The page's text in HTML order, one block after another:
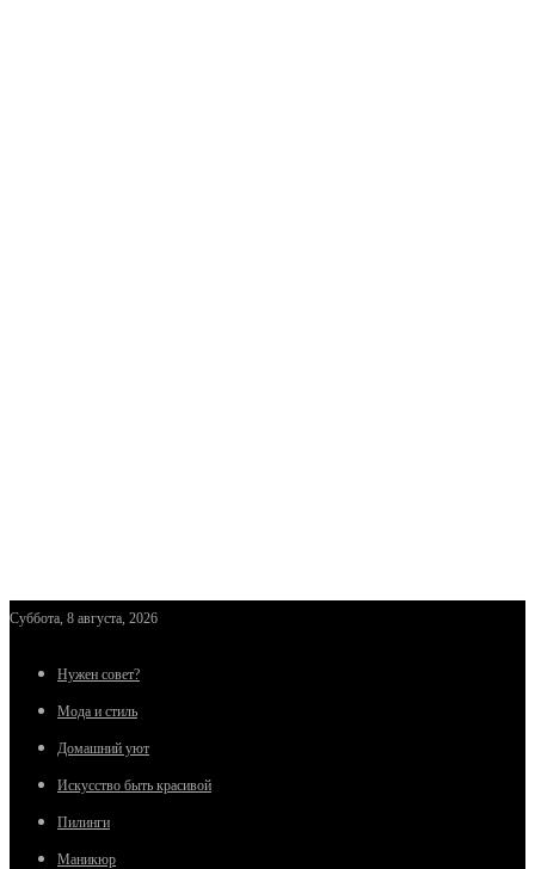
Суббота, 8 августа, 2026
Нужен совет?
Мода и стиль
Домашний уют
Искусство быть красивой
Пилинги
Маникюр